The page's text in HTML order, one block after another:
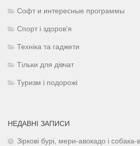
Софт и интересные программы
Спорт і здоров'я
Техніка та гаджети
Тільки для дівчат
Туризм і подорожі
НЕДАВНІ ЗАПИСИ
Зіркові бурі, мери-авокадо і собака-